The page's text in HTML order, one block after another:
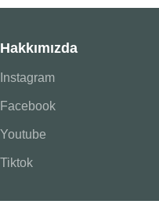
Hakkımızda
Instagram
Facebook
Youtube
Tiktok